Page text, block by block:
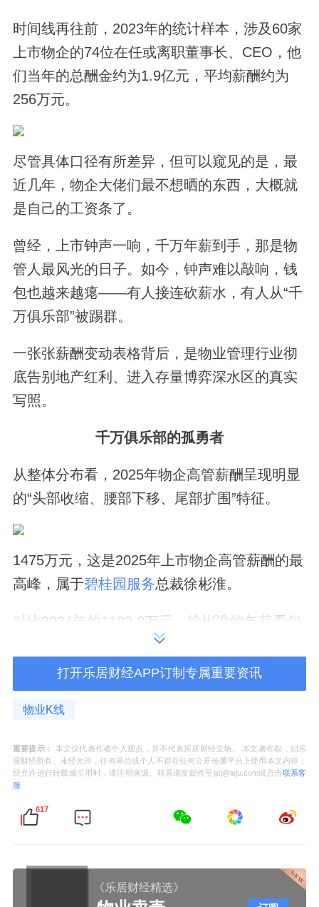
时间线再往前，2023年的统计样本，涉及60家
上市物企的74位在任或离职董事长、CEO，他
们当年的总酬金约为1.9亿元，平均薪酬约为
256万元。
尽管具体口径有所差异，但可以窥见的是，最
近几年，物企大佬们最不想晒的东西，大概就
是自己的工资条了。
曾经，上市钟声一响，千万年薪到手，那是物
管人最风光的日子。如今，钟声难以敲响，钱
包也越来越瘪——有人接连砍薪水，有人从“千
万俱乐部”被踢群。
一张张薪酬变动表格背后，是物业管理行业彻
底告别地产红利、进入存量博弈深水区的真实
写照。
千万俱乐部的孤勇者
从整体分布看，2025年物企高管薪酬呈现明显
的“头部收缩、腰部下移、尾部扩围”特征。
1475万元，这是2025年上市物企高管薪酬的最
高峰，属于碧桂园服务总裁徐彬淮。
对比2024年的1183.8万元，徐彬淮的年薪看似
但拆解这张工资单，股份支付占了大头，其以
“雇员股份计划－雇员服务的价值”的酬金约为
所谓股份支付并非现金实付，而是会计准则中
将限制性股票的公允价值按解锁期分摊计入成
本的结果。
万元，而2024年为350万元。
打开乐居财经APP订制专属重要资讯
物业K线
重要提示：
本文仅代表作者个人观点，并不代表乐居财经立场。 本文著作权，归乐
居财经所有。未经允许，任何单位或个人不得在任何公开传播平台上使用本文内容；
经允许进行转载或引用时，请注明来源。联系请发邮件至ljcj@leju.com或点击联系客
服
617
《乐居财经精选》